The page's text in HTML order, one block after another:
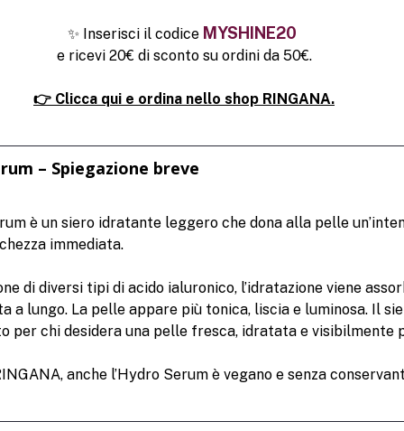
✨ Inserisci il codice MYSHINE20
e ricevi 20€ di sconto su ordini da 50€.
👉 Clicca qui e ordina nello shop RINGANA.
– Spiegazione breve
è un siero idratante leggero che dona alla pelle
immediata.
di diversi tipi di acido ialuronico, l’idratazione viene
a lungo. La pelle appare più tonica, liscia e luminosa. Il
per chi desidera una pelle fresca, idratata e visibilmente
anche l’Hydro Serum è vegano e senza